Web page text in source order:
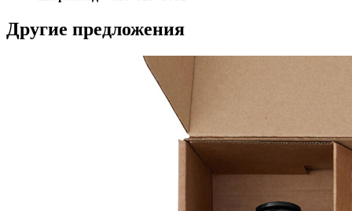
Другие предложения